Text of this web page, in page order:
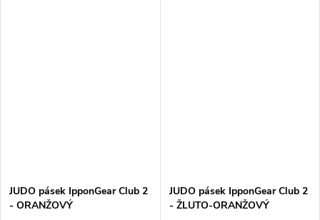
JUDO pásek IpponGear Club 2
- ORANŽOVÝ
JUDO pásek IpponGear Club 2
- ŽLUTO-ORANŽOVÝ